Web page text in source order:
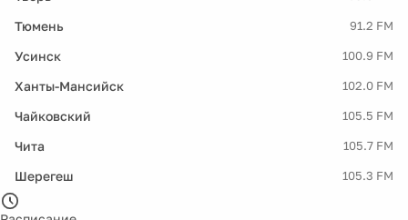
Тюмень 91.2 FM
Усинск 100.9 FM
Ханты-Мансийск 102.0 FM
Чайковский 105.5 FM
Чита 105.7 FM
Шерегеш 105.3 FM